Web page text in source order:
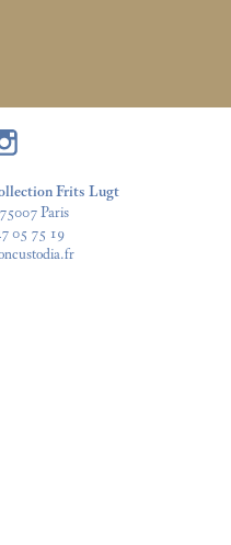
Frits Lugt
Paris
05 75 19